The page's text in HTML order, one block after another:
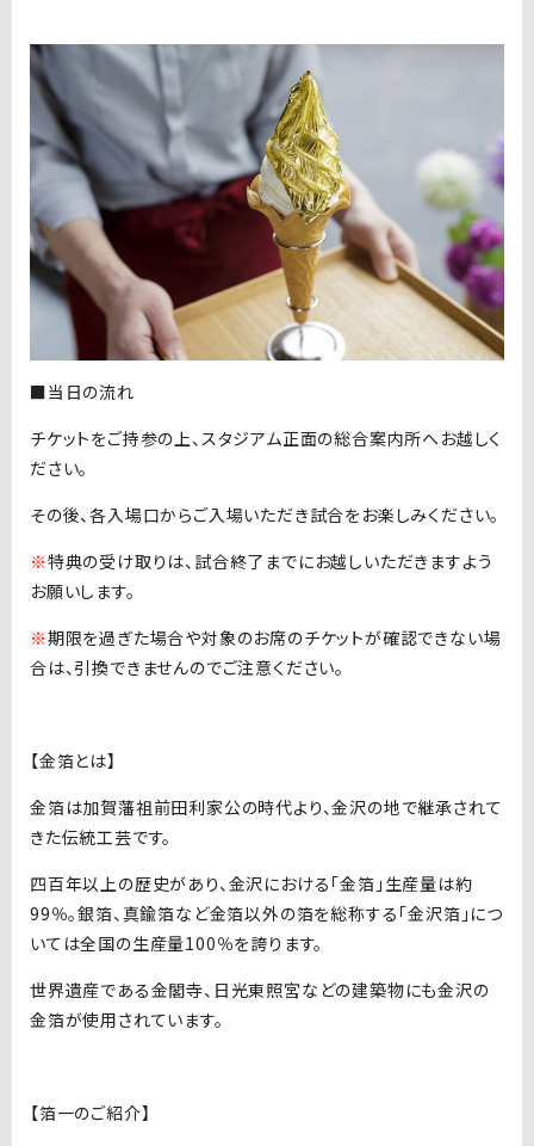
■当日の流れ
チケットをご持参の上、スタジアム正面の総合案内所へお越しく
ださい。
その後、各入場口からご入場いただき試合をお楽しみください。
※特典の受け取りは、試合終了までにお越しいただきますよう
お願いします。
※期限を過ぎた場合や対象のお席のチケットが確認できない場
合は、引換できませんのでご注意ください。
【金箔とは】
金箔は加賀藩祖前田利家公の時代より、金沢の地で継承されて
きた伝統工芸です。
四百年以上の歴史があり、金沢における「金箔」生産量は約
99％。銀箔、真鍮箔など金箔以外の箔を総称する「金沢箔」につ
いては全国の生産量100％を誇ります。
世界遺産である金閣寺、日光東照宮などの建築物にも金沢の
金箔が使用されています。
【箔一のご紹介】